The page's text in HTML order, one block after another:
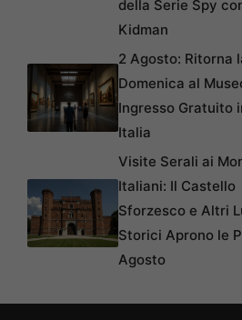
della Serie Spy
Kidman
2 Agosto: Ritorna
Domenica al
Ingresso Gratuito
Italia
Visite Serali ai
Italiani: Il Castello
Sforzesco e Altri
Storici Aprono le
Agosto